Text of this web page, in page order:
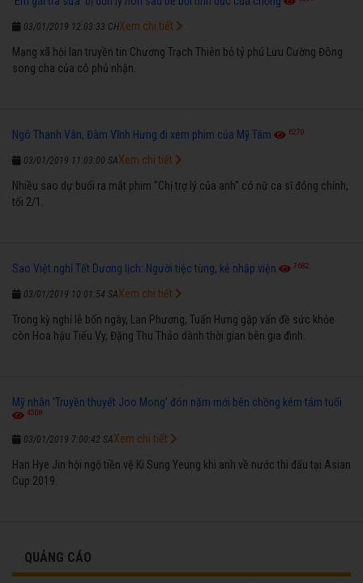
03/01/2019 12:03:33 CH
Mạng xã hội lan truyền tin Chương Trạch Thiên bỏ tỷ phú Lưu Cường Đông
song cha của cô phủ nhận.
Xem chi tiết
Ngô Thanh Vân, Đàm Vĩnh Hưng đi xem phim của Mỹ Tâm 6270
03/01/2019 11:03:00 SA
Nhiều sao dự buổi ra mắt phim "Chị trợ lý của anh" có nữ ca sĩ đóng chính,
tối 2/1.
Xem chi tiết
Sao Việt nghỉ Tết Dương lịch: Người tiệc tùng, kẻ nhập viện 7682
03/01/2019 10:01:54 SA
Trong kỳ nghỉ lễ bốn ngày, Lan Phương, Tuấn Hưng gặp vấn đề sức khỏe
còn Hoa hậu Tiểu Vy, Đặng Thu Thảo dành thời gian bên gia đình.
Xem chi tiết
Mỹ nhân 'Truyền thuyết Joo Mong' đón năm mới bên chồng kém tám tuổi
4508
03/01/2019 7:00:42 SA
Han Hye Jin hội ngộ tiền vệ Ki Sung Yeung khi anh về nước thi đấu tại Asian
Cup 2019.
Xem chi tiết
QUẢNG CÁO